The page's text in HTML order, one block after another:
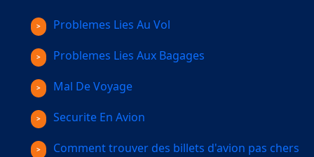
Problemes Lies Au Vol
Problemes Lies Aux Bagages
Mal De Voyage
Securite En Avion
Comment trouver des billets d'avion pas chers